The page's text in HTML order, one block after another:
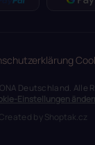
Deutschland. Alle
Einstellungen
Created byShoptak.cz